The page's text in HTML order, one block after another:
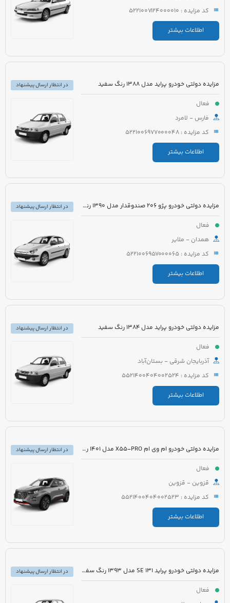
کد مزایده : 5221007124000010
اطلاعات بیشتر
مزایده دولتی خودرو پراید مدل 1388 رنگ سفید
فعال
فارس - لامرد
کد مزایده : 5221006977000048
اطلاعات بیشتر
در انتظار ارسال پیشنهاد
مزایده دولتی خودرو پژو 206 صندوقدار مدل 1390 رنگ سفید روغنی
فعال
همدان - ملایر
کد مزایده : 5221006957000065
اطلاعات بیشتر
در انتظار ارسال پیشنهاد
مزایده دولتی خودرو پراید مدل 1384 رنگ سفید
فعال
آذربایجان شرقی - بستان‌آباد
کد مزایده : 5521400404002524
اطلاعات بیشتر
در انتظار ارسال پیشنهاد
مزایده دولتی خودرو ام وی ام X55-PRO مدل 1401 رنگ مشکی متالیک
فعال
قزوین - قزوین
کد مزایده : 5521400404002523
اطلاعات بیشتر
در انتظار ارسال پیشنهاد
مزایده دولتی خودرو پراید 131 SE مدل 1393 رنگ سفید روغنی
فعال
در انتظار ارسال پیشنهاد